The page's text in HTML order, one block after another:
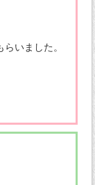
いました。